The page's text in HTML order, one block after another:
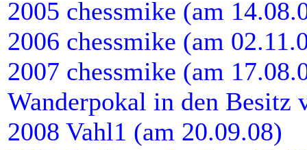
2005 chessmike (am
2006 chessmike (am
2007 chessmike (am
Wanderpokal in den Besitz
2008 Vahl1 (am 20.09.08)